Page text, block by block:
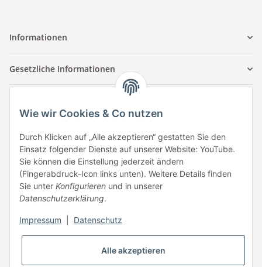
Informationen
Gesetzliche Informationen
Tuccar GmbH
Raum A-123
Anton-Kux-Str.2
41460 Neuss
E-Mail: info @ megaphonic.de
Kundenservice
Mo - Fr 10:00 - 18:00
Mail: info @ megaphonic.de
Wie wir Cookies & Co nutzen
Durch Klicken auf „Alle akzeptieren“ gestatten Sie den
Einsatz folgender Dienste auf unserer Website: YouTube.
Sie können die Einstellung jederzeit ändern
(Fingerabdruck-Icon links unten). Weitere Details finden
Sie unter Konfigurieren und in unserer
Datenschutzerklärung.
Impressum Datenschutz
Alle akzeptieren